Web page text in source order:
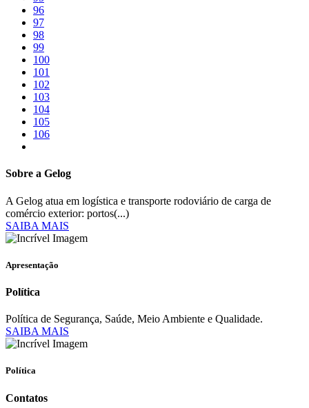
96
97
98
99
100
101
102
103
104
105
106
Sobre a Gelog
A Gelog atua em logística e transporte rodoviário de carga de
comércio exterior: portos(...)
SAIBA MAIS
Apresentação
Política
Política de Segurança, Saúde, Meio Ambiente e Qualidade.
SAIBA MAIS
Política
Contatos